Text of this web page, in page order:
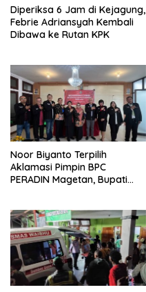
Diperiksa 6 Jam di Kejagung,
Febrie Adriansyah Kembali
Dibawa ke Rutan KPK
Noor Biyanto Terpilih
Aklamasi Pimpin BPC
PERADIN Magetan, Bupati